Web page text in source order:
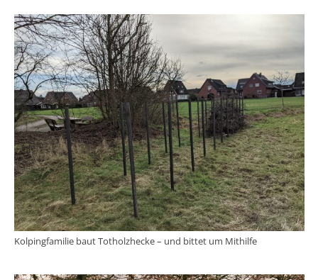
Kolpingfamilie baut Totholzhecke – und bittet um Mithilfe